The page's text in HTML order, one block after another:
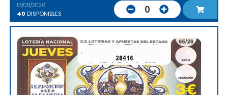
13/08/2026
40 DISPONIBLES 0
28416